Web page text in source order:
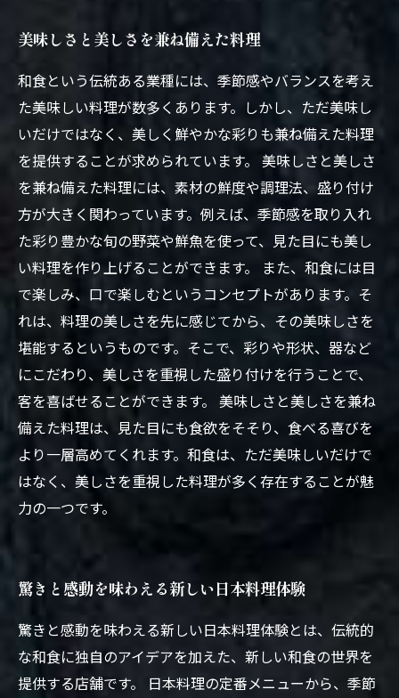
美味しさと美しさを兼ね備えた料理
和食という伝統ある業種には、季節感やバランスを考え
た美味しい料理が数多くあります。しかし、ただ美味し
いだけではなく、美しく鮮やかな彩りも兼ね備えた料理
を提供することが求められています。 美味しさと美しさ
を兼ね備えた料理には、素材の鮮度や調理法、盛り付け
方が大きく関わっています。例えば、季節感を取り入れ
た彩り豊かな旬の野菜や鮮魚を使って、見た目にも美し
い料理を作り上げることができます。 また、和食には目
で楽しみ、口で楽しむというコンセプトがあります。そ
れは、料理の美しさを先に感じてから、その美味しさを
堪能するというものです。そこで、彩りや形状、器など
にこだわり、美しさを重視した盛り付けを行うことで、
客を喜ばせることができます。 美味しさと美しさを兼ね
備えた料理は、見た目にも食欲をそそり、食べる喜びを
より一層高めてくれます。和食は、ただ美味しいだけで
はなく、美しさを重視した料理が多く存在することが魅
力の一つです。
驚きと感動を味わえる新しい日本料理体験
驚きと感動を味わえる新しい日本料理体験とは、伝統的
な和食に独自のアイデアを加えた、新しい和食の世界を
提供する店舗です。 日本料理の定番メニューから、季節